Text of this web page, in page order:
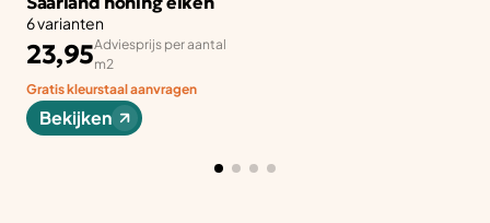
6 varianten
23,95Adviesprijs per aantal
m2
Gratis kleurstaal aanvragen
Bekijken